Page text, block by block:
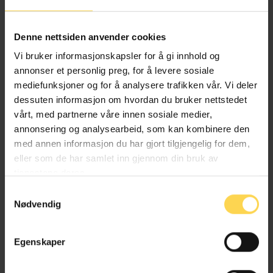
Denne nettsiden anvender cookies
Vi bruker informasjonskapsler for å gi innhold og
annonser et personlig preg, for å levere sosiale
mediefunksjoner og for å analysere trafikken vår. Vi deler
dessuten informasjon om hvordan du bruker nettstedet
vårt, med partnerne våre innen sosiale medier,
annonsering og analysearbeid, som kan kombinere den
med annen informasjon du har gjort tilgjengelig for dem,
eller som de har samlet inn gjennom din bruk av
Nødvendig
Egenskaper
Helse- og omsorgsrett
Angrerettloven
EU/EØS-rett
Forbruker-, kjøps- og konkurranserett